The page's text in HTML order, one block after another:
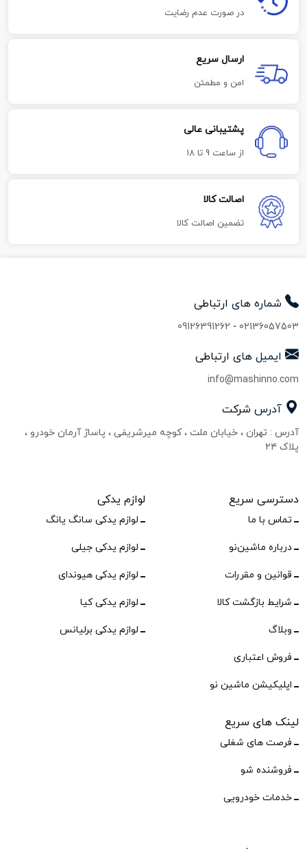
در صورت عدم رضایت
ارسال سریع
امن و مطمئن
پشتیبانی عالی
از ساعت 9 تا 18
اصالت کالا
تضمین اصالت کالا
شماره های ارتباطی
02136057503
-
09126391262
ایمیل های ارتباطی
info@mashinno.com
آدرس شرکت
آدرس : تهران ، خیابان ملت ، کوچه میرشریفی ، پاساژ آرمان خودرو ،
پلاک ۲۴
دسترسی سریع
تماس با ما
درباره ماشین‌نو
قوانین و مقررات
شرایط بازگشت کالا
وبلاگ
فروش اعتباری
اپلیکیشن ماشین نو
لوازم یدکی
لوازم یدکی سانگ یانگ
لوازم یدکی جیلی
لوازم یدکی هیوندای
لوازم یدکی کیا
لوازم یدکی برلیانس
لینک های سریع
فرصت های شغلی
فروشنده شو
خدمات خودرویی